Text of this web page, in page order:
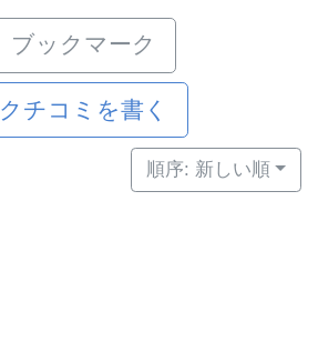
ブックマーク
クチコミを書く
順序: 新しい順